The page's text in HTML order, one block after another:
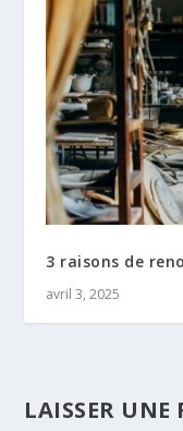
3 raisons de
avril 3, 2025
LAISSER UNE